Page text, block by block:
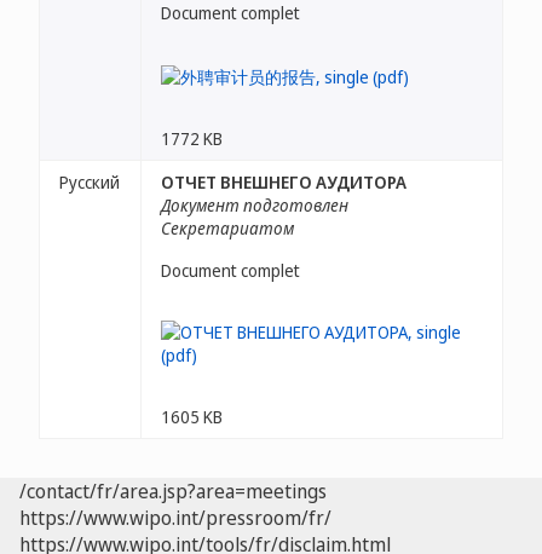
Document complet
1772 KB
Русский
ОТЧЕТ ВНЕШНЕГО АУДИТОРА
Документ подготовлен
Секретариатом
Document complet
1605 KB
/contact/fr/area.jsp?area=meetings
https://www.wipo.int/pressroom/fr/
https://www.wipo.int/tools/fr/disclaim.html